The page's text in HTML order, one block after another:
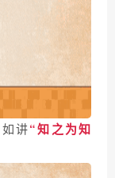
讲“知之为知